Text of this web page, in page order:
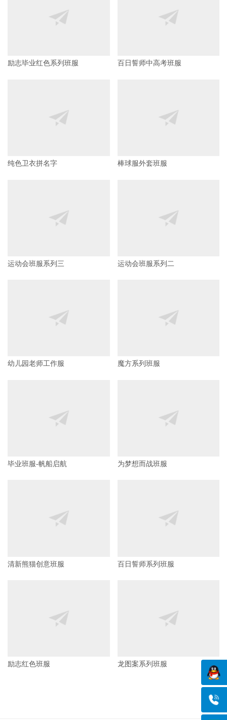
励志毕业红色系列班服
百日誓师中高考班服
纯色卫衣拼名字 棒球服外套班服
运动会班服系列三 运动会班服系列二
幼儿园老师工作服
毕业班服-帆船启航 为梦想而战班服
清新熊猫创意班服 百日誓师系列班服